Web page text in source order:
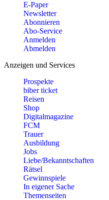
E-Paper
Newsletter
Abonnieren
Abo-Service
Anmelden
Abmelden
Anzeigen und Services
Prospekte
biber ticket
Reisen
Shop
Digitalmagazine
FCM
Trauer
Ausbildung
Jobs
Liebe/Bekanntschaften
Rätsel
Gewinnspiele
In eigener Sache
Themenseiten